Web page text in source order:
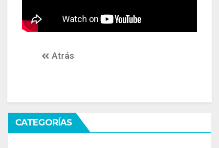
Atrás
CATEGORÍAS